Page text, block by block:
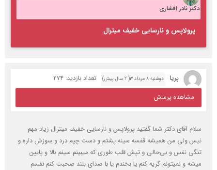
دکتر نادر افشاری
پرولاپس و نارسایی خفیف میترال
پریا دوشنبه ۸ مرداد ۳( 2 سال پیش)
تعداد بازدید: 274
مشاهده پرسش
سلام آقای دکتر شما گفتید پرولاپس و نارسایی خفیف میترال زیاد مهم
نیس ولی من همیشه قفسه سینه پشتم و دست چپم درد و سوزش داره و
تنگی نفس و بی‌حالی و تپش قلب طوری که میبینم سینم بالا و پایین
میشه و نمیتونم گریه کنم یا بخندم یا با صدای بلند صحبت کنم نفسم